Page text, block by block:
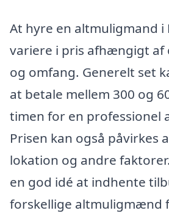
At hyre en altmuligmand i
variere i pris afhængigt af
og omfang. Generelt set
at betale mellem 300 og
timen for en professionel
Prisen kan også påvirkes
lokation og andre
en god idé at indhente
forskellige altmuligmænd